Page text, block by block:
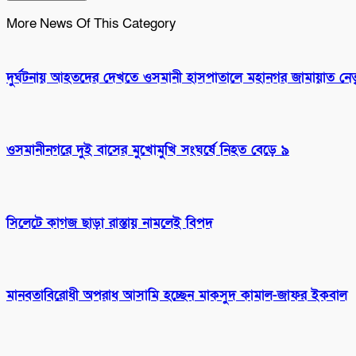
More News Of This Category
দুর্ঘটনায় আহতদের দেখতে ওসমানী হাসপাতালে মহানগর জামায়াত
ওসমানীনগরে দুই বাসের মুখোমুখি সংঘর্ষে নিহত বেড়ে ৯
সিলেটে কাগজ ছাড়া রাস্তায় নামলেই বিপদ
মানবতাবিরোধী অপরাধ আসামি হচ্ছেন মাকসুদ কামাল-জাফর ইকবাল